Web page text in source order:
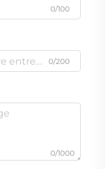
0/100
0/200
0/1000